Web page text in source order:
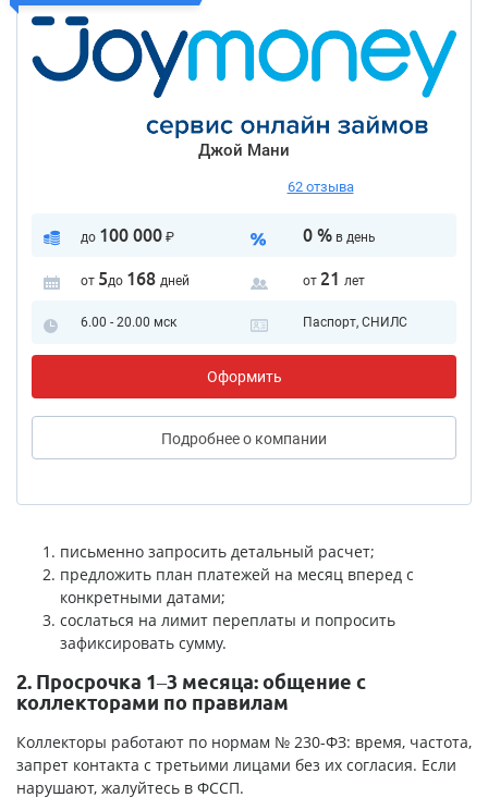
Джой Мани
62 отзыва
до 100 000₽ 0 %в день
от 5до 168 дней от 21 лет
6.00 - 20.00 мск Паспорт, СНИЛС
Оформить
Подробнеео компании
письменно запросить детальный расчет;
предложить план платежей на месяц вперед с
конкретными датами;
сослаться на лимит переплаты и попросить
зафиксировать сумму.
2. Просрочка 1–3 месяца: общение с
коллекторами по правилам
Коллекторы работают по нормам № 230-ФЗ: время, частота,
запрет контакта с третьими лицами без их согласия. Если
нарушают, жалуйтесь в ФССП.